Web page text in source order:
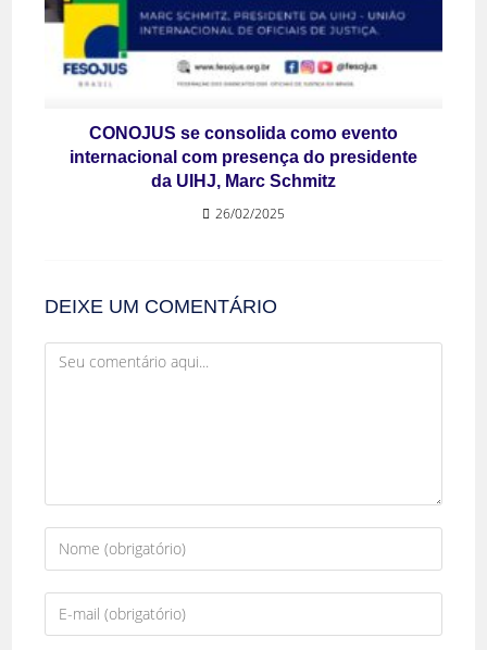
CONOJUS se consolida como evento
internacional com presença do presidente
da UIHJ, Marc Schmitz
26/02/2025
DEIXE UM COMENTÁRIO